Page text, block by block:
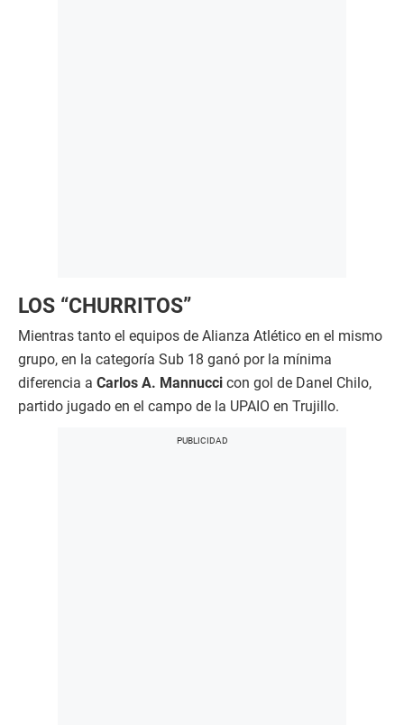
LOS “CHURRITOS”
Mientras tanto el equipos de Alianza Atlético en el mismo
grupo, en la categoría Sub 18 ganó por la mínima
diferencia a Carlos A. Mannucci con gol de Danel Chilo,
partido jugado en el campo de la UPAIO en Trujillo.